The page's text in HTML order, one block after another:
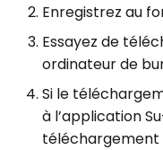
Enregistrez au
Essayez de
ordinateur de
Si le
à l’application
téléchargement